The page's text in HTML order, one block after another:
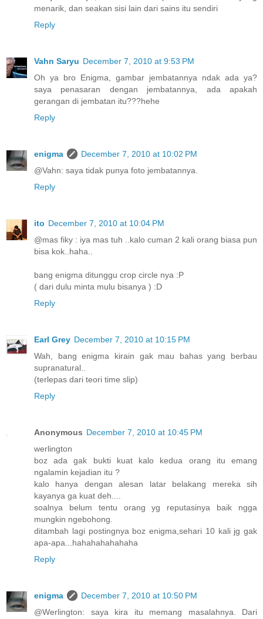
menarik, dan seakan sisi lain dari sains itu sendiri
Reply
Vahn Saryu December 7, 2010 at 9:53 PM
Oh ya bro Enigma, gambar jembatannya ndak ada ya?
saya penasaran dengan jembatannya, ada apakah
gerangan di jembatan itu???hehe
Reply
enigma
December 7, 2010 at 10:02 PM
@Vahn: saya tidak punya foto jembatannya.
Reply
ito December 7, 2010 at 10:04 PM
@mas fiky : iya mas tuh ..kalo cuman 2 kali orang biasa pun
bisa kok..haha..
bang enigma ditunggu crop circle nya :P
( dari dulu minta mulu bisanya ) :D
Reply
Earl Grey December 7, 2010 at 10:15 PM
Wah, bang enigma kirain gak mau bahas yang berbau
supranatural..
(terlepas dari teori time slip)
Reply
Anonymous December 7, 2010 at 10:45 PM
werlington
boz ada gak bukti kuat kalo kedua orang itu emang
ngalamin kejadian itu ?
kalo hanya dengan alesan latar belakang mereka sih
kayanya ga kuat deh....
soalnya belum tentu orang yg reputasinya baik ngga
mungkin ngebohong.
ditambah lagi postingnya boz enigma,sehari 10 kali jg gak
apa-apa...hahahahahahaha
Reply
enigma
December 7, 2010 at 10:50 PM
@Werlington: saya kira itu memang masalahnya. Dari